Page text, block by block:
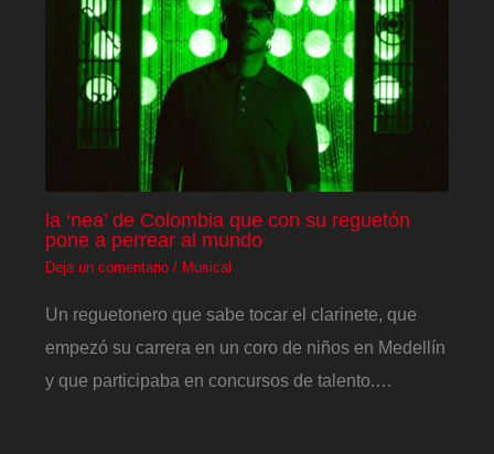
la ‘nea’ de Colombia que con su reguetón
pone a perrear al mundo
Deja un comentario / Musical
Un reguetonero que sabe tocar el clarinete, que
empezó su carrera en un coro de niños en Medellín
y que participaba en concursos de talento.…